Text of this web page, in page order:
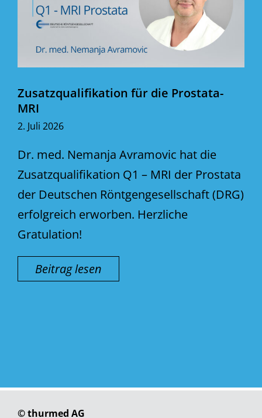
Zusatzqualifikation für die Prostata-
MRI
2. Juli 2026
Dr. med. Nemanja Avramovic hat die
Zusatzqualifikation Q1 – MRI der Prostata
der Deutschen Röntgengesellschaft (DRG)
erfolgreich erworben. Herzliche
Gratulation!
Beitrag lesen
© thurmed AG